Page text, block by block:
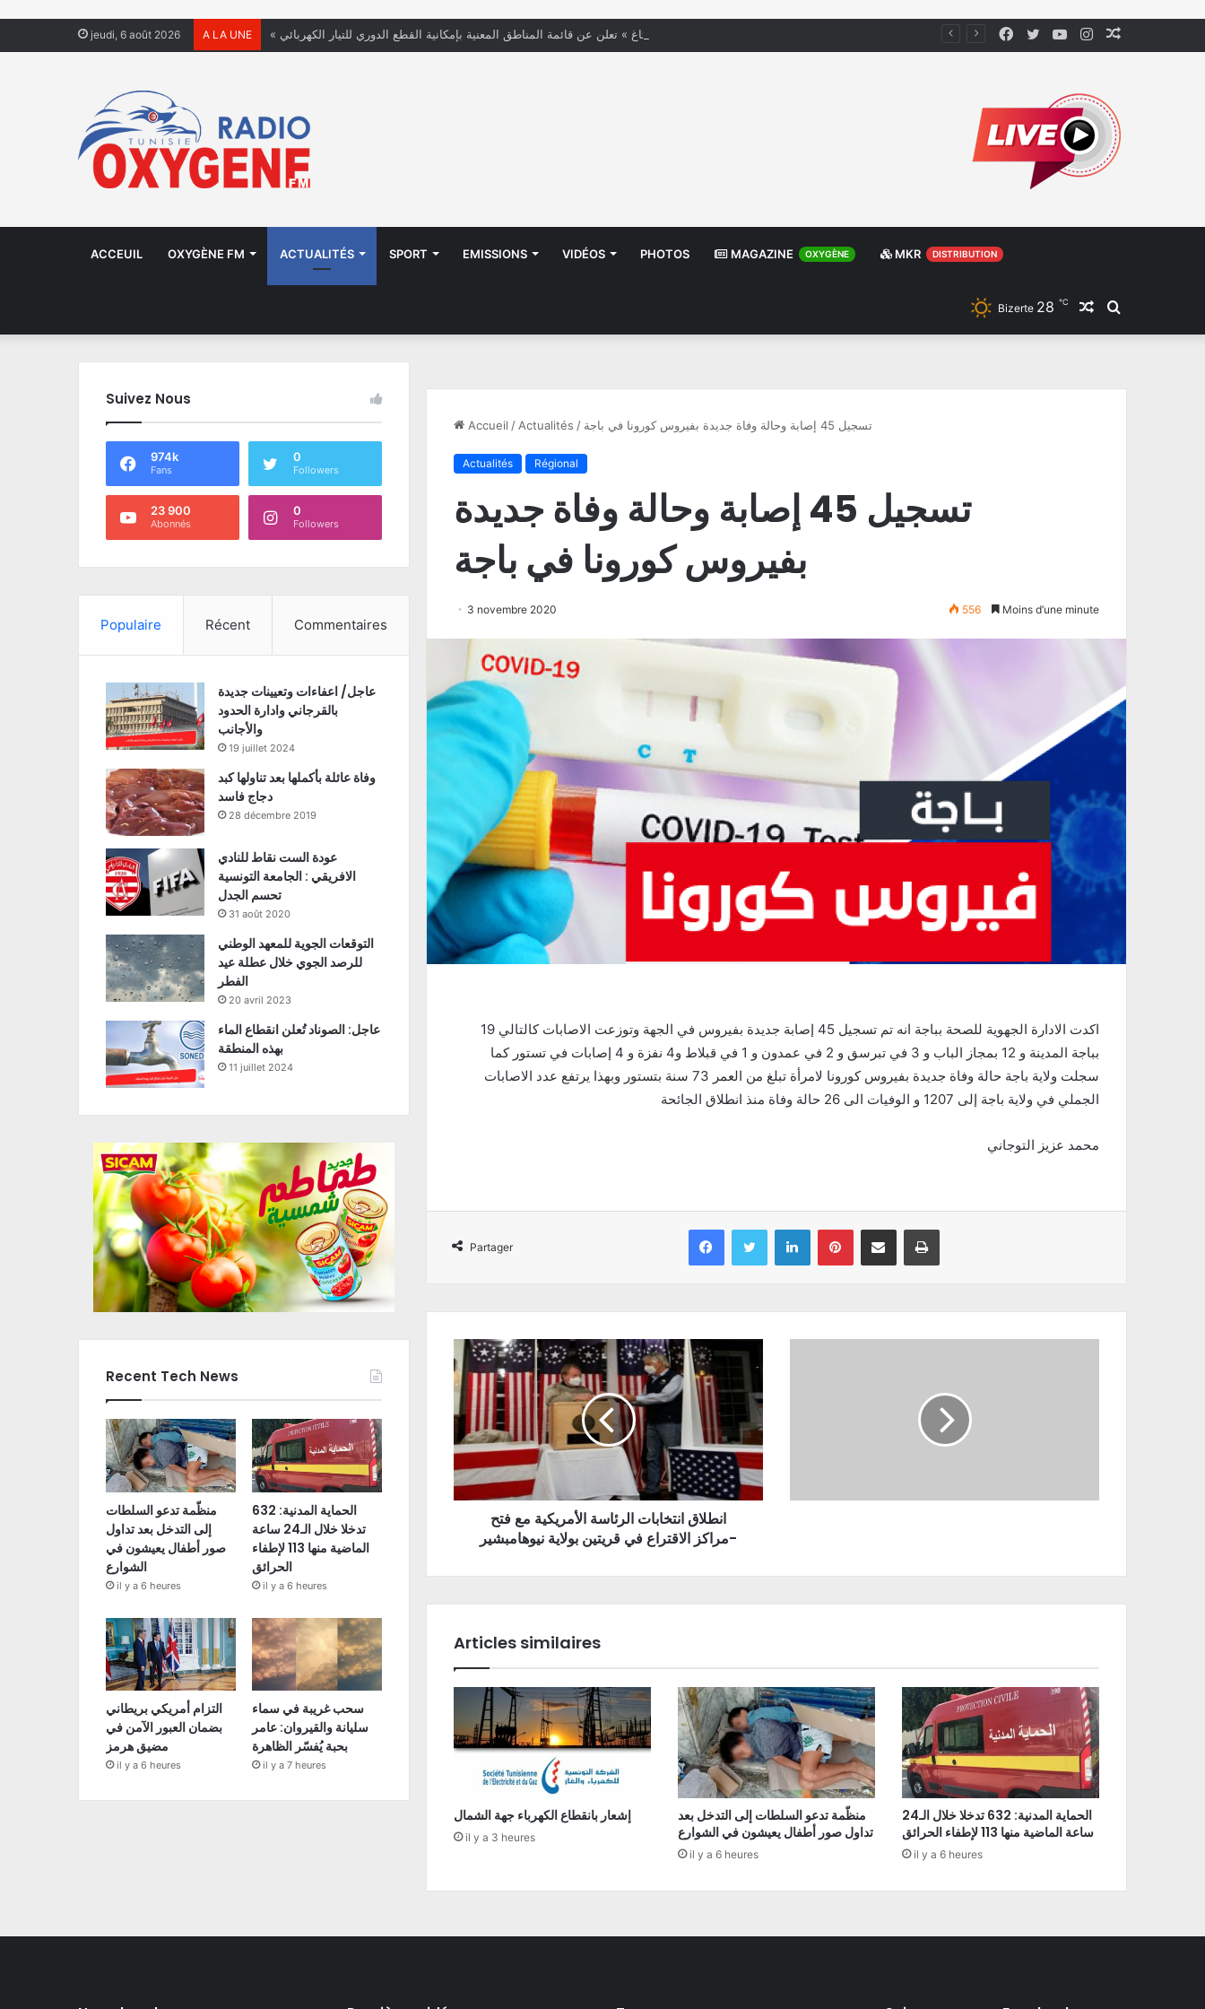
jeudi, 6 août 2026 A LA UNE « الستاغ » تعلن عن قائمة المناطق المعنية بإمكانية القطع الدوري للتيار الكهربائي Instagram
YouTube
Twitter
Facebook
ACCEUIL OXYGÈNE FM ACTUALITÉS SPORT EMISSIONS VIDÉOS PHOTOS MAGAZINE OXYGÈNE MKR DISTRIBUTION
Rechercher
Article
Bizerte 28 ℃
Accueil / Actualités / تسجيل 45 إصابة وحالة وفاة جديدة بفيروس كورونا في باجة
Actualités Régional
تسجيل 45 إصابة وحالة وفاة جديدة
بفيروس كورونا في باجة
3 novembre 2020 556 Moins d’une minute
بباجة المدينة و 12 بمجاز الباب و 3 في تبرسق و 2 في عمدون و 1 في قبلاط و4 نفزة و 4 إصابات في تستور كما
سجلت ولاية باجة حالة وفاة جديدة بفيروس كورونا لامرأة تبلغ من العمر 73 سنة بتستور وبهذا يرتفع عدد الاصابات
الجملي في ولاية باجة إلى 1207 و الوفيات الى 26 حالة وفاة منذ انطلاق الجائحة
محمد عزيز التوجاني
Partager
Facebook Twitter Linkedin Pinterest Partager par email Imprimer
انطلاق انتخابات الرئاسة الأمريكية مع فتح
مراكز الاقتراع في قريتين بولاية نيوهامبشير-
Articles similaires
إشعار بانقطاع الكهرباء جهة الشمال
il y a 3 heures
منظّمة تدعو السلطات إلى التدخل بعد
تداول صور أطفال يعيشون في الشوارع
il y a 6 heures
الحماية المدنية: 632 تدخلا خلال الـ24
ساعة الماضية منها 113 لإطفاء الحرائق
il y a 6 heures
Suivez Nous
974k
Fans
0
Followers
23 900
Abonnés
0
Followers
Populaire Récent Commentaires
عاجل/ اعفاءات وتعيينات جديدة
بالقرجاني وادارة الحدود
والأجانب
19 juillet 2024
وفاة عائلة بأكملها بعد تناولها كبد
دجاج فاسد
28 décembre 2019
عودة الست نقاط للنادي
الافريقي : الجامعة التونسية
تحسم الجدل
31 août 2020
التوقعات الجوية للمعهد الوطني
للرصد الجوي خلال عطلة عيد
الفطر
20 avril 2023
عاجل: الصوناد تُعلن انقطاع الماء
بهذه المنطقة
11 juillet 2024
Recent Tech News
منظّمة تدعو السلطات
إلى التدخل بعد تداول
صور أطفال يعيشون في
الشوارع
il y a 6 heures
الحماية المدنية: 632
تدخلا خلال الـ24 ساعة
الماضية منها 113 لإطفاء
الحرائق
il y a 6 heures
التزام أمريكي بريطاني
بضمان العبور الآمن في
مضيق هرمز
il y a 6 heures
سحب غريبة في سماء
سليانة والقيروان: عامر
بحبة يُفسّر الظاهرة
il y a 7 heures